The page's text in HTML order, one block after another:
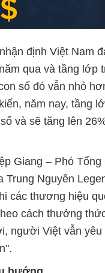
định Việt Nam
qua và tầng lớp
số đó vẫn nhỏ
năm nay, tầng
và sẽ tăng lên
Giang – Phó Tổng
Trung Nguyên
các thương hiệu
cách thưởng
người Việt vẫn yêu